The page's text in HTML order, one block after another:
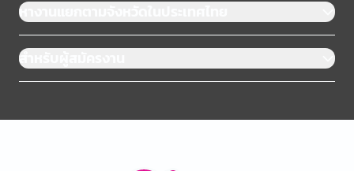
หางานแยกตามจังหวัดในประเทศไทย
สำหรับผู้สมัครงาน